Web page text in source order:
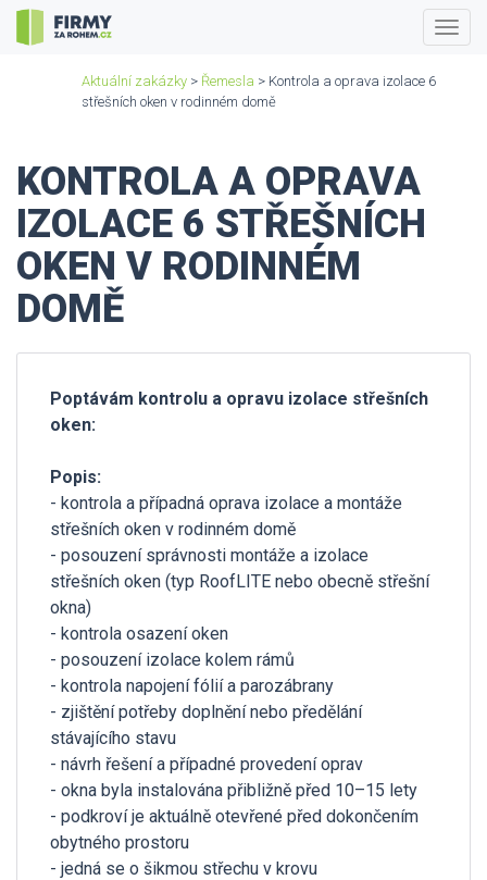
Aktuální zakázky > Řemesla > Kontrola a oprava izolace 6
střešních oken v rodinném domě
KONTROLA A OPRAVA
IZOLACE 6 STŘEŠNÍCH
OKEN V RODINNÉM
DOMĚ
Poptávám kontrolu a opravu izolace střešních
oken:
Popis:
- kontrola a případná oprava izolace a montáže
střešních oken v rodinném domě
- posouzení správnosti montáže a izolace
střešních oken (typ RoofLITE nebo obecně střešní
okna)
- kontrola osazení oken
- posouzení izolace kolem rámů
- kontrola napojení fólií a parozábrany
- zjištění potřeby doplnění nebo předělání
stávajícího stavu
- návrh řešení a případné provedení oprav
- okna byla instalována přibližně před 10–15 lety
- podkroví je aktuálně otevřené před dokončením
obytného prostoru
- jedná se o šikmou střechu v krovu